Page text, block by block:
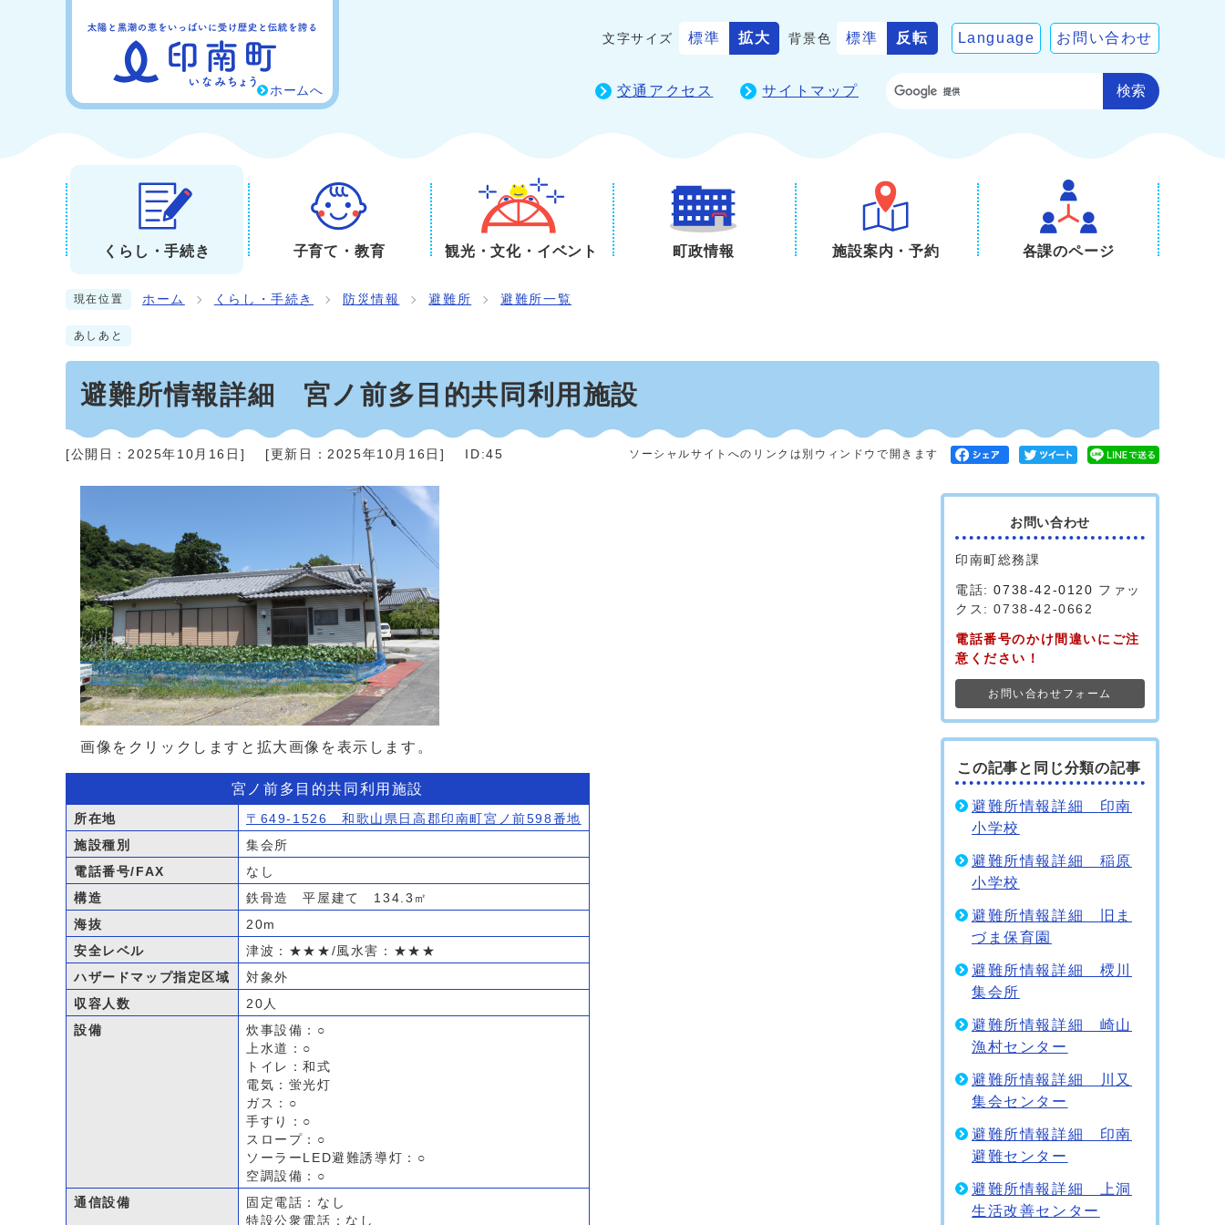
ホームへ
文字サイズ 標準 拡大 背景色 標準 反転 Language お問い合わせ
交通アクセス サイトマップ 検索
くらし・手続き 子育て・教育 観光・文化・イベント 町政情報 施設案内・予約 各課のページ
現在位置 ホーム くらし・手続き 防災情報 避難所 避難所一覧
あしあと
避難所情報詳細 宮ノ前多目的共同利用施設
[公開日： 2025年10月16日 ] [更新日：2025年10月16日 ] ID:45 ソーシャルサイトへのリンクは別ウィンドウで開きます
画像をクリックしますと拡大画像を表示します。
宮ノ前多目的共同利用施設
所在地
〒649-1526 和歌山県日高郡印南町宮ノ前598番地
施設種別
集会所
電話番号/FAX
なし
構造
鉄骨造 平屋建て 134.3㎡
海抜
20m
安全レベル
津波：★★★/風水害：★★★
ハザードマップ指定区域
対象外
収容人数
20人
設備
炊事設備：○
上水道：○
トイレ：和式
電気：蛍光灯
ガス：○
手すり：○
スロープ：○
ソーラーLED避難誘導灯：○
空調設備：○
通信設備
固定電話：なし
特設公衆電話：なし
お問い合わせ
印南町総務課
電話:0738-42-0120 ファッ
クス: 0738-42-0662
電話番号のかけ間違いにご注
意ください！
お問い合わせフォーム
この記事と同じ分類の記事
避難所情報詳細 印南
小学校
避難所情報詳細 稲原
小学校
避難所情報詳細 旧ま
づま保育園
避難所情報詳細 樮川
集会所
避難所情報詳細 崎山
漁村センター
避難所情報詳細 川又
集会センター
避難所情報詳細 印南
避難センター
避難所情報詳細 上洞
生活改善センター